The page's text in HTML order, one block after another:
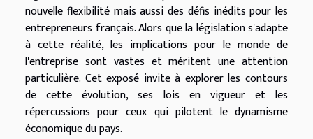
nouvelle flexibilité mais aussi des défis inédits pour les
entrepreneurs français. Alors que la législation s'adapte
à cette réalité, les implications pour le monde de
l'entreprise sont vastes et méritent une attention
particulière. Cet exposé invite à explorer les contours
de cette évolution, ses lois en vigueur et les
répercussions pour ceux qui pilotent le dynamisme
économique du pays.